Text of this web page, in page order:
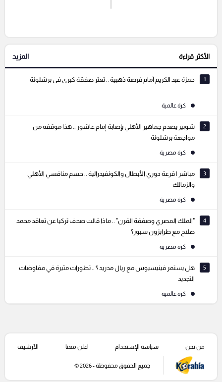
إرسال تعليق
التعليقات السابقة
الأكثر قراءة المزيد
1 حمزة عبد الكريم أمام فرصة ذهبية .. تعثر صفقة كبرى في برشلونة
كرة عالمية
2
شوبير يصدم جماهير الأهلي بإصابة إمام عاشور .. هذا موقفه من
مواجهة برشلونة
كرة مصرية
3
مباشر | قرعة دوري الأبطال والكونفيدرالية .. حسم منافسي الأهلي
والزمالك
كرة مصرية
4
"الملك المصري وصفقة القرن" .. ماذا قالت صحف تركيا عن تعاقد محمد
صلاح مع طرابزون سبور؟
كرة مصرية
5
هل يستمر فينيسيوس مع ريال مدريد ؟ .. تطورات مثيرة في مفاوضات
التجديد
كرة عالمية
من نحن سياسة الإستخدام اعلن معنا الأرشيف
جميع الحقوق محفوظة - 2026 ©